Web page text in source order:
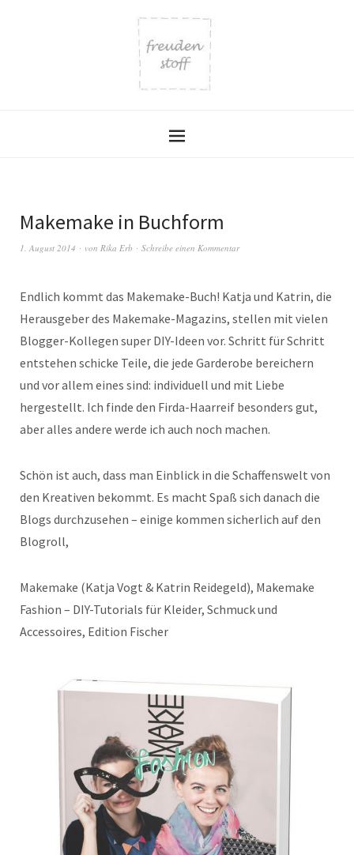
Makemake in Buchform
1. August 2014 von Rika Erb Schreibe einen Kommentar
Endlich kommt das Makemake-Buch! Katja und Katrin, die
Herausgeber des Makemake-Magazins, stellen mit vielen
Blogger-Kollegen super DIY-Ideen vor. Schritt für Schritt
entstehen schicke Teile, die jede Garderobe bereichern
und vor allem eines sind: individuell und mit Liebe
hergestellt. Ich finde den Firda-Haarreif besonders gut,
aber alles andere werde ich auch noch machen.
Schön ist auch, dass man Einblick in die Schaffenswelt von
den Kreativen bekommt. Es macht Spaß sich danach die
Blogs durchzusehen – einige kommen sicherlich auf den
Blogroll,
Makemake (Katja Vogt & Katrin Reidegeld), Makemake
Fashion – DIY-Tutorials für Kleider, Schmuck und
Accessoires, Edition Fischer